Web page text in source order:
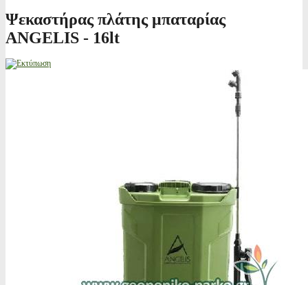
Ψεκαστήρας πλάτης μπαταρίας
ANGELIS - 16lt